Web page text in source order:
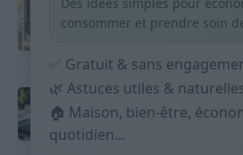
Produits ménagers :
courses sans acheter
Budget mensuel :
répartir son salaire dès
9 avril 2026
consommer et prendre soin
✅ Gratuit & sans
🌿 Astuces utiles &
🏠 Maison, bien-être,
quotidien...